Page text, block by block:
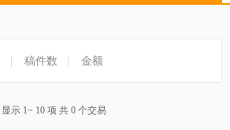
稿件数 金额
显示 1~ 10 项 共 0 个交易